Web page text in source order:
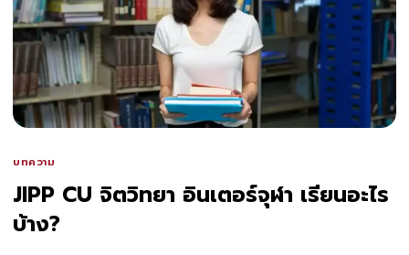
บทความ
JIPP CU จิตวิทยา อินเตอร์จุฬา เรียนอะไร
บ้าง?